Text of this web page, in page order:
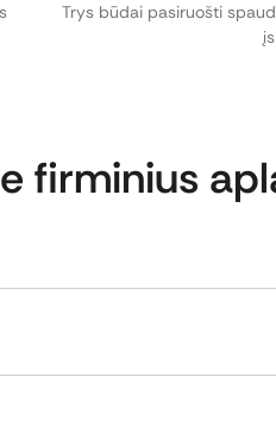
Trys būdai pasiruošti
firminius